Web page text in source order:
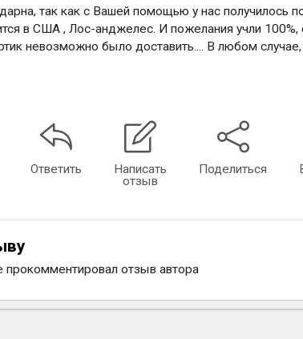
так как с Вашей помощью у нас получилось
в США , Лос-анджелес. И пожелания учли
невозможно было доставить.... В любом
Ответить
Написать
отзыв
Поделиться
отзыв автора